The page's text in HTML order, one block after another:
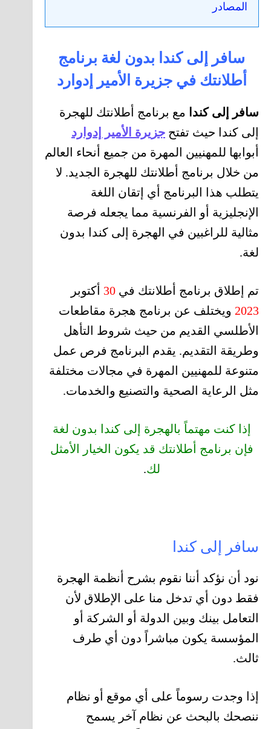
المصادر
سافر إلى كندا بدون لغة برنامج
أطلانتك في جزيرة الأمير إدوارد
سافر إلى كندا
مع برنامج أطلانتك للهجرة
إلى كندا حيث تفتح جزيرة الأمير إدوارد
أبوابها للمهنيين المهرة من جميع أنحاء العالم
من خلال برنامج أطلانتك للهجرة الجديد. لا
يتطلب هذا البرنامج أي إتقان اللغة
الإنجليزية أو الفرنسية مما يجعله فرصة
مثالية للراغبين في الهجرة إلى كندا بدون
لغة.
تم إطلاق برنامج أطلانتك في 30 أكتوبر
2023 ويختلف عن برنامج هجرة مقاطعات
الأطلسي القديم من حيث شروط التأهل
وطريقة التقديم. يقدم البرنامج فرص عمل
متنوعة للمهنيين المهرة في مجالات مختلفة
مثل الرعاية الصحية والتصنيع والخدمات.
إذا كنت مهتماً بالهجرة إلى كندا بدون لغة
فإن برنامج أطلانتك قد يكون الخيار الأمثل
لك.
سافر إلى كندا
نود أن نؤكد أننا نقوم بشرح أنظمة الهجرة
فقط دون أي تدخل منا على الإطلاق لأن
التعامل بينك وبين الدولة أو الشركة أو
المؤسسة يكون مباشراً دون أي طرف
ثالث.
إذا وجدت رسوماً على أي موقع أو نظام
ننصحك بالبحث عن نظام آخر يسمح